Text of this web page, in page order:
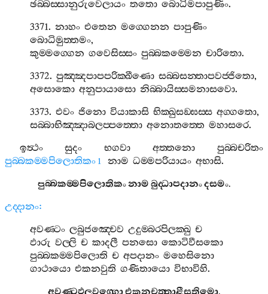
ඡබ‍්බස‍්සානුරුවෙලායං තතො බොධිමපාපුණිං.
3371.නාහං එතෙන මග‍්ගෙනන පාපුණිං
බොධිමුත‍්තමං,
කුම‍්මග‍්ගෙන ගවෙසිස‍්සං පුබ‍්බකම‍්මෙන චාරිතො.
3372.පුඤ‍්ඤපාපපරික‍්ඛීණො සබ‍්බසන‍්තාපවජ‍්ජිතො,
අසොකො අනුපායාසො නිබ‍්බායිස‍්සමනාසවො.
3373.එවං ජිනො වියාකාසි භික‍්ඛුසඞ‍්ඝස‍්ස අග‍්ගතො,
සබ‍්බාභිඤ‍්ඤාබලප‍්පත‍්තො අනොතත‍්තෙ මහාසරෙ.
ඉත්‍ථං
සුදං භගවා අත‍්තනො
පුබ‍්බචරිතං
පුබ‍්බකම‍්මපිලොතිකං 1 නාම ධම‍්මපරියායං අභාසි.
පුබ‍්බකම‍්මපිලොතිකංනාමබුද‍්ධාපදානංදසමං.
උද‍්දානං:
අවණ‍්ටං ලබුජඤ‍්චෙව උදුම‍්බරපිලක‍්ඛු ච
ඵාරු වල‍්ලි ච කාදලී පනසො කොටිවීසකො
පුබ‍්බකම‍්මපිලොති ච අපදානං මහෙසිනො
ගාථායො එකනවුති ගණිතායො විභාවිහි.